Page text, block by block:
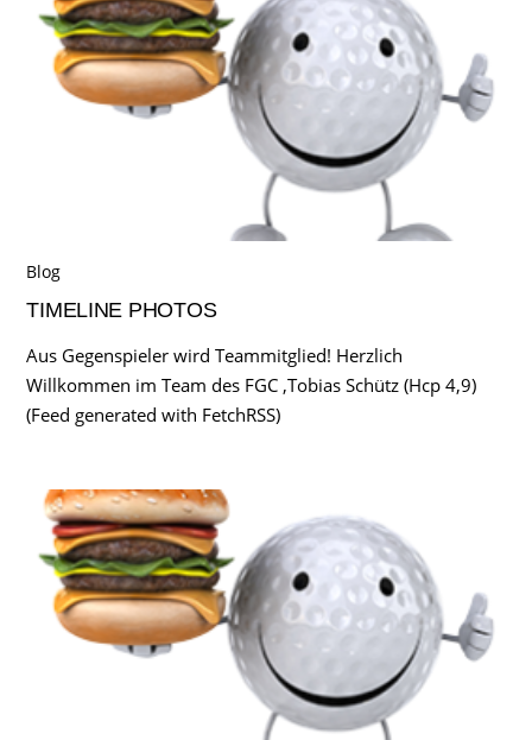
Blog
TIMELINE PHOTOS
Aus Gegenspieler wird Teammitglied! Herzlich
Willkommen im Team des FGC ,Tobias Schütz (Hcp 4,9)
(Feed generated with FetchRSS)